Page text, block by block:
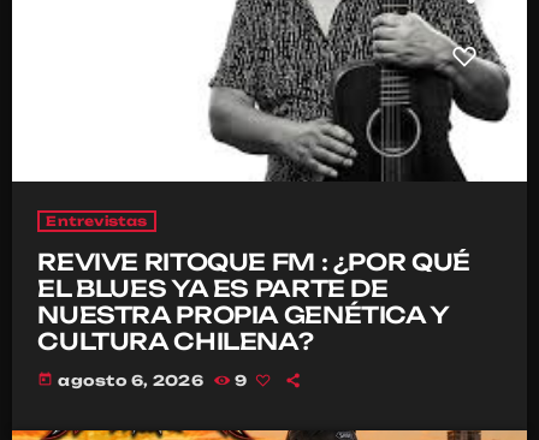
Entrevistas
REVIVE RITOQUE FM : ¿POR QUÉ
EL BLUES YA ES PARTE DE
NUESTRA PROPIA GENÉTICA Y
CULTURA CHILENA?
today agosto 6, 2026 9